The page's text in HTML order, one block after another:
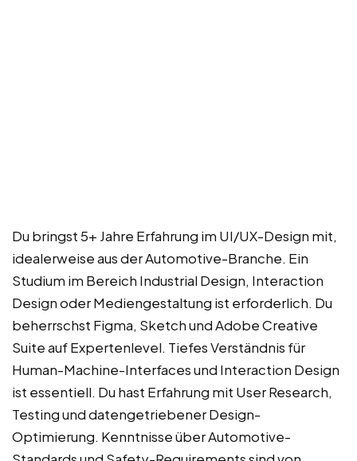
Du bringst 5+ Jahre Erfahrung im UI/UX-Design mit,
idealerweise aus der Automotive-Branche. Ein
Studium im Bereich Industrial Design, Interaction
Design oder Mediengestaltung ist erforderlich. Du
beherrschst Figma, Sketch und Adobe Creative
Suite auf Expertenlevel. Tiefes Verständnis für
Human-Machine-Interfaces und Interaction Design
ist essentiell. Du hast Erfahrung mit User Research,
Testing und datengetriebener Design-
Optimierung. Kenntnisse über Automotive-